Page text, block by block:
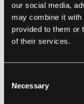
our social media,
may combine it with
provided to them or
of their services.
Selection
Necessary
AI kan også
konsultasjoner
konsultasjoner
helsepersonell
mer praktiske og